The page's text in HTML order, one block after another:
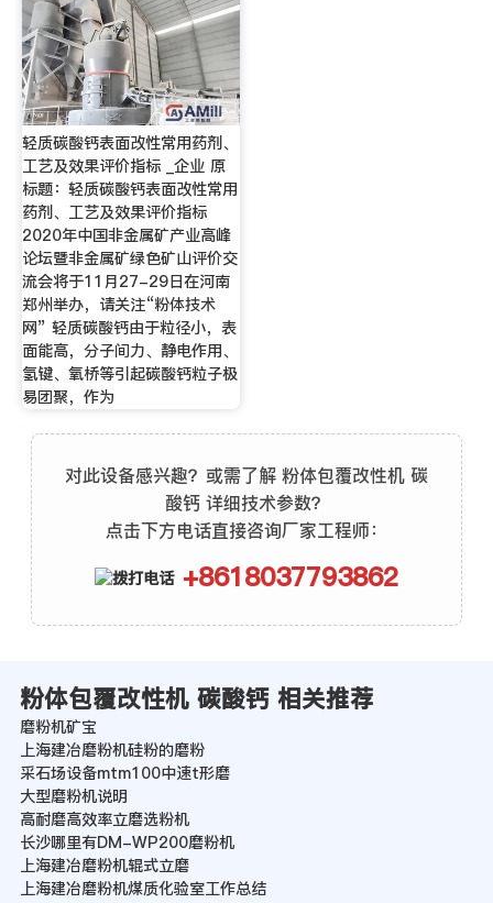
轻质碳酸钙表面改性常用药剂、
工艺及效果评价指标 _企业 原
标题：轻质碳酸钙表面改性常用
药剂、工艺及效果评价指标
2020年中国非金属矿产业高峰
论坛暨非金属矿绿色矿山评价交
流会将于11月27-29日在河南
郑州举办，请关注“粉体技术
网” 轻质碳酸钙由于粒径小，表
面能高，分子间力、静电作用、
氢键、氧桥等引起碳酸钙粒子极
易团聚，作为
对此设备感兴趣？或需了解 粉体包覆改性机 碳
酸钙 详细技术参数？
点击下方电话直接咨询厂家工程师：
+8618037793862
粉体包覆改性机 碳酸钙 相关推荐
磨粉机矿宝
上海建冶磨粉机硅粉的磨粉
采石场设备mtm100中速t形磨
大型磨粉机说明
高耐磨高效率立磨选粉机
长沙哪里有DM-WP200磨粉机
上海建冶磨粉机辊式立磨
上海建冶磨粉机煤质化验室工作总结